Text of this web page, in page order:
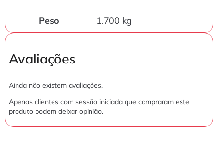
Peso 1.700 kg
Avaliações
Ainda não existem avaliações.
Apenas clientes com sessão iniciada que compraram este
produto podem deixar opinião.